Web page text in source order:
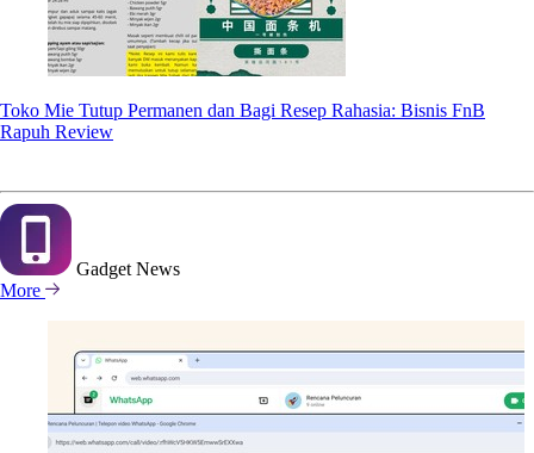
Toko Mie Tutup Permanen dan Bagi Resep Rahasia: Bisnis FnB
Rapuh Review
Gadget News
More